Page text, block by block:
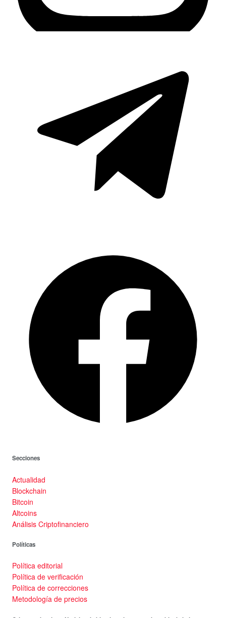
Secciones
Actualidad
Blockchain
Bitcoin
Altcoins
Análisis Criptofinanciero
Políticas
Política editorial
Política de verificación
Política de correcciones
Metodología de precios